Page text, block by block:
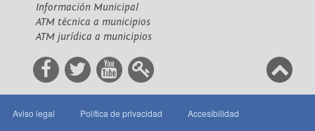
Información Municipal
ATM técnica a municipios
ATM jurídica a municipios
Aviso legal Política de privacidad Accesibilidad